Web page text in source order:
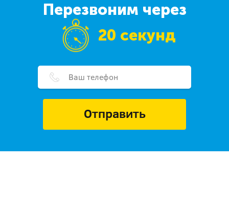
Перезвоним через
20 секунд
Отправить